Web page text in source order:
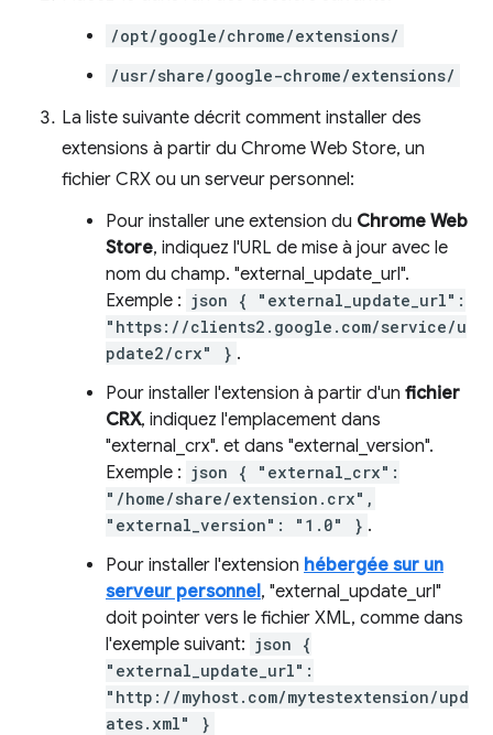
/opt/google/chrome/extensions/
/usr/share/google-chrome/extensions/
La liste suivante décrit comment installer des
extensions à partir du Chrome Web Store, un
fichier CRX ou un serveur personnel:
Pour installer une extension du Chrome Web
Store, indiquez l'URL de mise à jour avec le
nom du champ. "external_update_url".
Exemple : json { "external_update_url":
"https://clients2.google.com/service/u
pdate2/crx" } .
Pour installer l'extension à partir d'un fichier
CRX, indiquez l'emplacement dans
"external_crx". et dans "external_version".
Exemple : json { "external_crx":
"/home/share/extension.crx",
"external_version": "1.0" } .
Pour installer l'extension hébergée sur un
serveur personnel, "external_update_url"
doit pointer vers le fichier XML, comme dans
l'exemple suivant: json {
"external_update_url":
"http://myhost.com/mytestextension/upd
ates.xml" }